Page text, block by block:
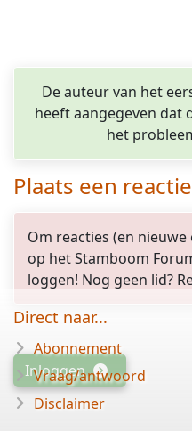
De auteur van het
heeft aangegeven dat
het
Plaats een reactie
Om reacties (en
op het Stamboom
loggen! Nog geen lid?
Inloggen
Direct naar...
Abonnement
Vraag/antwoord
Disclaimer